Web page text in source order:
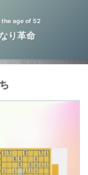
age of 52
り革命